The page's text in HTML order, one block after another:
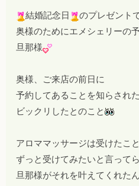
結婚記念日
のプレゼント
奥様のためにエメシェリーの
旦那様
奥様、ご来店の前日に
予約してあることを知らされ
ビックリしたとのこと
アロママッサージは受けたこ
ずっと受けてみたいと言って
旦那様がそれを叶えてくれた